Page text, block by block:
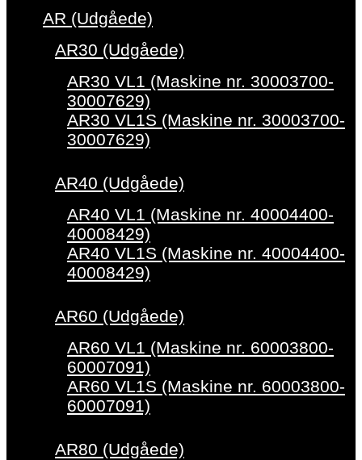
AR (Udgåede)
AR30 (Udgåede)
AR30 VL1 (Maskine nr. 30003700-
30007629)
AR30 VL1S (Maskine nr. 30003700-
30007629)
AR40 (Udgåede)
AR40 VL1 (Maskine nr. 40004400-
40008429)
AR40 VL1S (Maskine nr. 40004400-
40008429)
AR60 (Udgåede)
AR60 VL1 (Maskine nr. 60003800-
60007091)
AR60 VL1S (Maskine nr. 60003800-
60007091)
AR80 (Udgåede)